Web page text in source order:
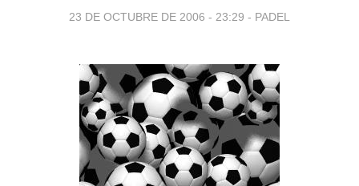
23 DE OCTUBRE DE 2006 - 23:29 - PADEL